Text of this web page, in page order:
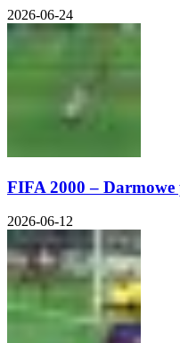
2026-06-24
FIFA 2000 –
2026-06-12